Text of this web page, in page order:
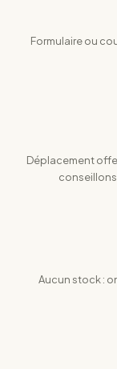
Formulaire ou
Déplacement
Aucun stock :